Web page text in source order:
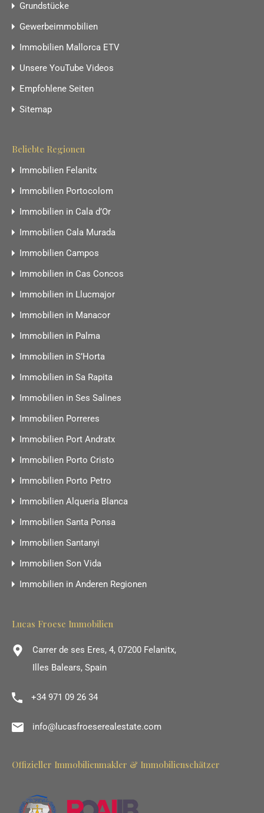
Grundstücke
Gewerbeimmobilien
Immobilien Mallorca ETV
Unsere YouTube Videos
Empfohlene Seiten
Sitemap
Beliebte Regionen
Immobilien Felanitx
Immobilien Portocolom
Immobilien in Cala d’Or
Immobilien Cala Murada
Immobilien Campos
Immobilien in Cas Concos
Immobilien in Llucmajor
Immobilien in Manacor
Immobilien in Palma
Immobilien in S’Horta
Immobilien in Sa Rapita
Immobilien in Ses Salines
Immobilien Porreres
Immobilien Port Andratx
Immobilien Porto Cristo
Immobilien Porto Petro
Immobilien Alqueria Blanca
Immobilien Santa Ponsa
Immobilien Santanyi
Immobilien Son Vida
Immobilien in Anderen Regionen
Lucas Froese Immobilien
Carrer de ses Eres, 4, 07200 Felanitx,
Illes Balears, Spain
+34 971 09 26 34
info@lucasfroeserealestate.com
Offizieller Immobilienmakler & Immobilienschätzer